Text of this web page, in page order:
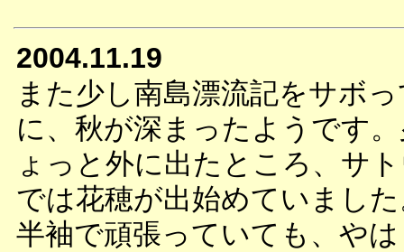
2004.11.19
また少し南島漂流記をサボ
に、秋が深まったようです
ょっと外に出たところ、サ
では花穂が出始めていまし
半袖で頑張っていても、や